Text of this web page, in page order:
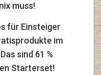
muss!
für Einsteiger
im
sind 61 %
Starterset!